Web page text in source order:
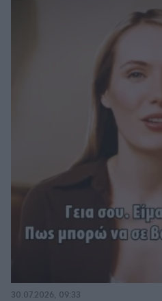
30.07.2026, 09:33